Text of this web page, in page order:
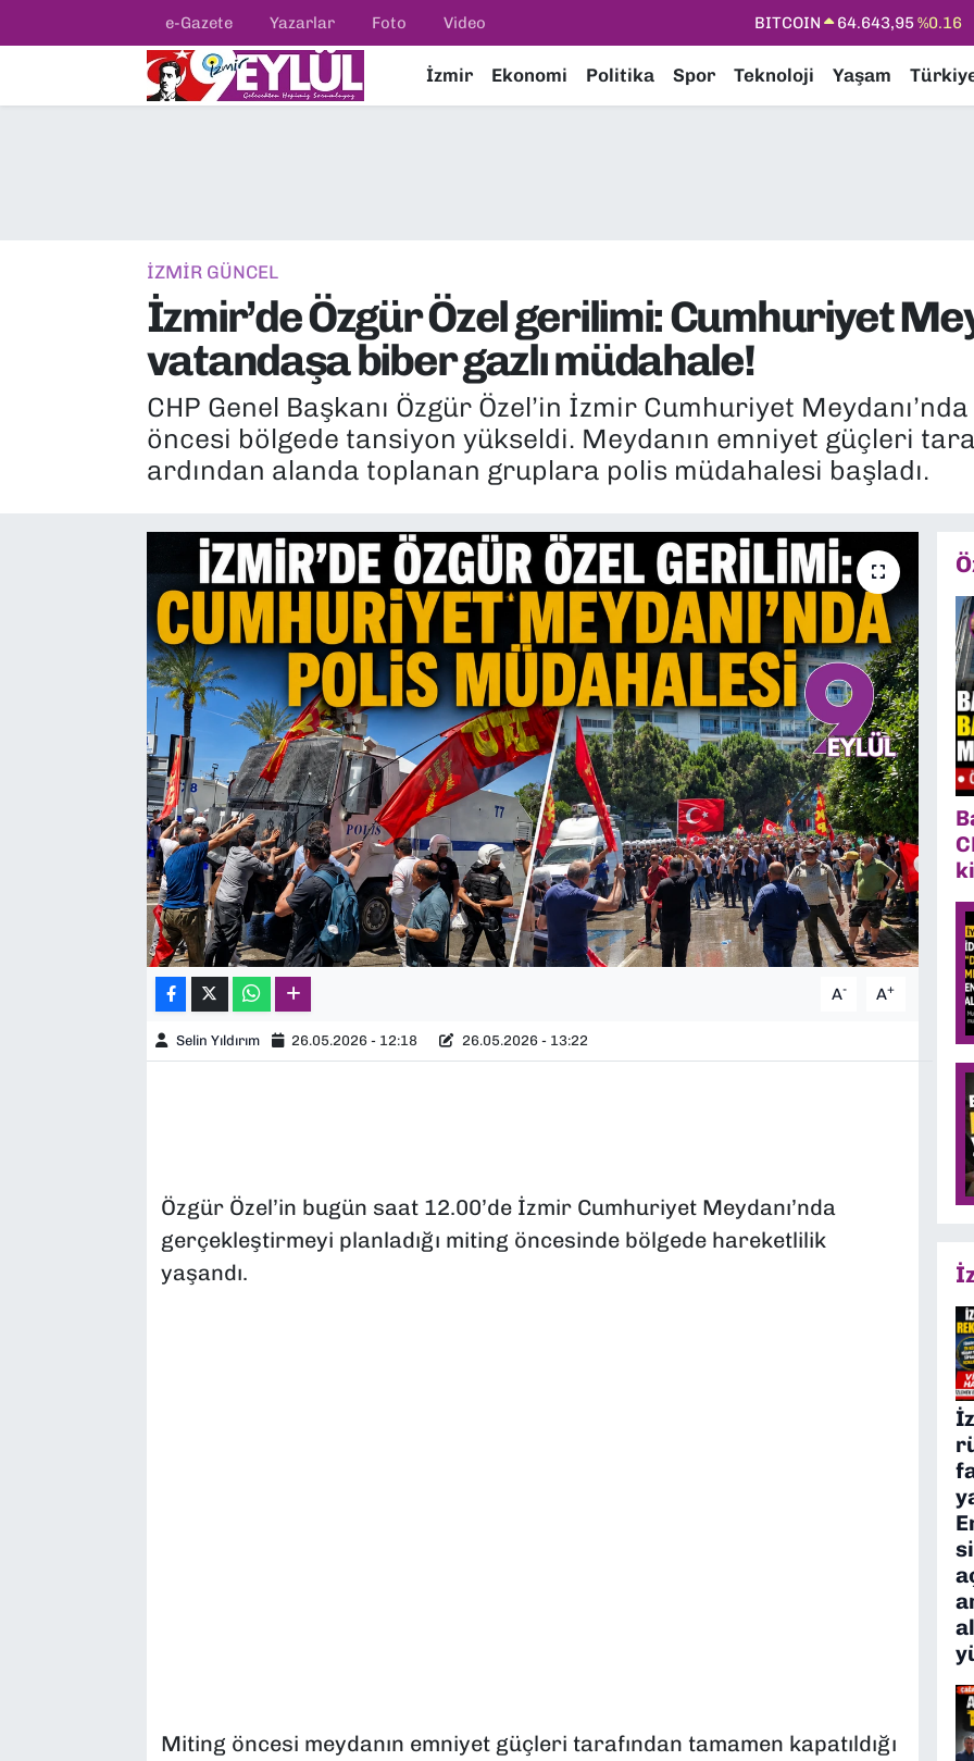
e-Gazete Yazarlar Foto Video BITCOIN 64.643,95 %0.16
İzmir Ekonomi Politika Spor Teknoloji Yaşam
İZMİR GÜNCEL
İzmir’de Özgür Özel gerilimi: Cumhuriyet
vatandaşa biber gazlı müdahale!
CHP Genel Başkanı Özgür Özel’in İzmir Cumhuriyet
öncesi bölgede tansiyon yükseldi. Meydanın emniyet güçleri
ardından alanda toplanan gruplara polis müdahalesi başladı.
A- A+
Selin Yıldırım 26.05.2026 - 12:18 26.05.2026 - 13:22
Özgür Özel’in bugün saat 12.00’de İzmir Cumhuriyet Meydanı’nda
gerçekleştirmeyi planladığı miting öncesinde bölgede hareketlilik
yaşandı.
Miting öncesi meydanın emniyet güçleri tarafından tamamen kapatıldığı
Resmi İlanlar
EKONOMİ
KÜLTÜR SANAT
MAGAZİN
POLİTİKA
TEKNOLOJİ
YEREL YÖNETİMLER
Konak Nöbetçi Eczaneler
Tüm Manşetler
Son Dakika Haberleri
Haber Arşivi